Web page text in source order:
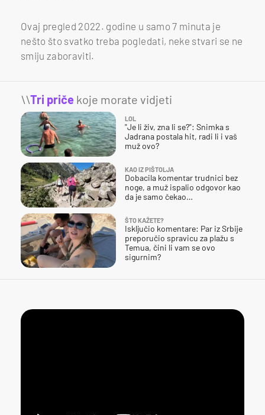
Ovaj pregled 2022. godine u samo 7 minuta je
nešto što svatko treba pogledati, neke stvari se ne
smiju zaboraviti.
\\Tri priče koje morate vidjeti
LOL
"Je li živ, zna li se?": Snimka s
Jadrana postala hit, radi li i vaš
muž ovo?
KAO IZ PIŠTOLJA
Dobacila komentar trudnici bez
noge, a muž ispalio odgovor kao
da je samo čekao…
ŠTO KAŽETE?
Isključio komentare: Par iz Srbije
preporučio spravicu za plažu s
Temua, čini li vam se ovo
sigurnim?